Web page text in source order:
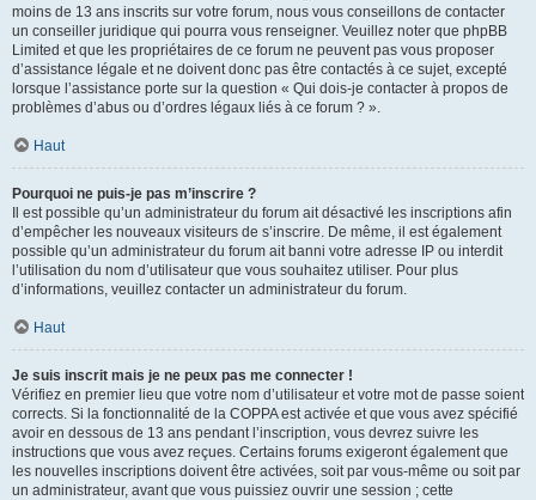
moins de 13 ans inscrits sur votre forum, nous vous conseillons de contacter
un conseiller juridique qui pourra vous renseigner. Veuillez noter que phpBB
Limited et que les propriétaires de ce forum ne peuvent pas vous proposer
d’assistance légale et ne doivent donc pas être contactés à ce sujet, excepté
lorsque l’assistance porte sur la question « Qui dois-je contacter à propos de
problèmes d’abus ou d’ordres légaux liés à ce forum ? ».
Haut
Pourquoi ne puis-je pas m’inscrire ?
Il est possible qu’un administrateur du forum ait désactivé les inscriptions afin
d’empêcher les nouveaux visiteurs de s’inscrire. De même, il est également
possible qu’un administrateur du forum ait banni votre adresse IP ou interdit
l’utilisation du nom d’utilisateur que vous souhaitez utiliser. Pour plus
d’informations, veuillez contacter un administrateur du forum.
Haut
Je suis inscrit mais je ne peux pas me connecter !
Vérifiez en premier lieu que votre nom d’utilisateur et votre mot de passe soient
corrects. Si la fonctionnalité de la COPPA est activée et que vous avez spécifié
avoir en dessous de 13 ans pendant l’inscription, vous devrez suivre les
instructions que vous avez reçues. Certains forums exigeront également que
les nouvelles inscriptions doivent être activées, soit par vous-même ou soit par
un administrateur, avant que vous puissiez ouvrir une session ; cette